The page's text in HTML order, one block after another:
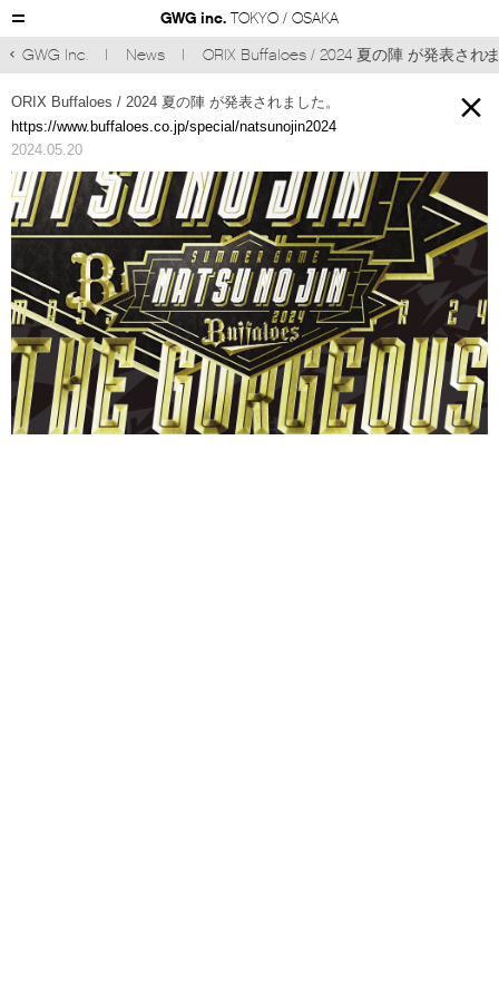
GWG inc. TOKYO / OSAKA
GWG Inc.
News ORIX Buffaloes / 2024 夏の陣 が発表され
ORIX Buffaloes / 2024 夏の陣 が発表されました。
https://www.buffaloes.co.jp/special/natsunojin2024
2024.05.20

 